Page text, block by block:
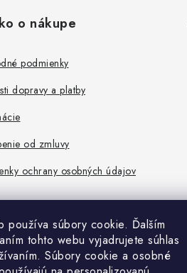
používa súbory cookie. Ďalším
tohto webu vyjadrujete súhlas
Súbory cookie a osobné
o nákupe
podmienky
dopravy a platby
od zmluvy
ochrany osobných údajov